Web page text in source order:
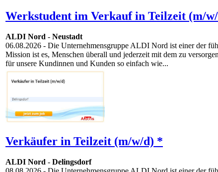
Werkstudent im Verkauf in Teilzeit (m/
ALDI Nord - Neustadt
06.08.2026 - Die Unternehmensgruppe ALDI Nord ist einer der
Mission ist es, Menschen überall und jederzeit mit dem zu
für unsere Kundinnen und Kunden so einfach wie...
Verkäufer in Teilzeit (m/w/d) *
ALDI Nord - Delingsdorf